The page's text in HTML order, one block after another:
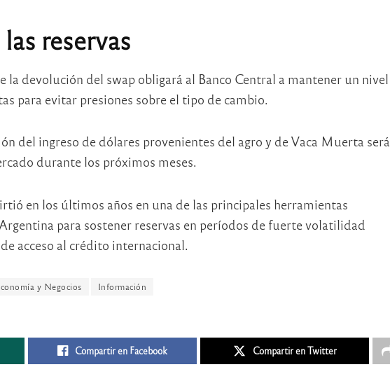
reservas
la devolución del swap obligará al Banco Central a mantener un nivel
para evitar presiones sobre el tipo de cambio.
del ingreso de dólares provenientes del agro y de Vaca Muerta será
durante los próximos meses.
en los últimos años en una de las principales herramientas
para sostener reservas en períodos de fuerte volatilidad
acceso al crédito internacional.
y Negocios Información
Compartir en Facebook Compartir en Twitter